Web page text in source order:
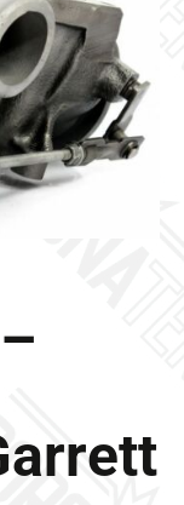
Galleria
Contatti
Blog